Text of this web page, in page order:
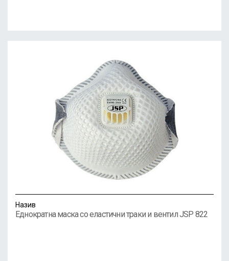
Назив
Еднократна маска со еластични траки и вентил JSP 822